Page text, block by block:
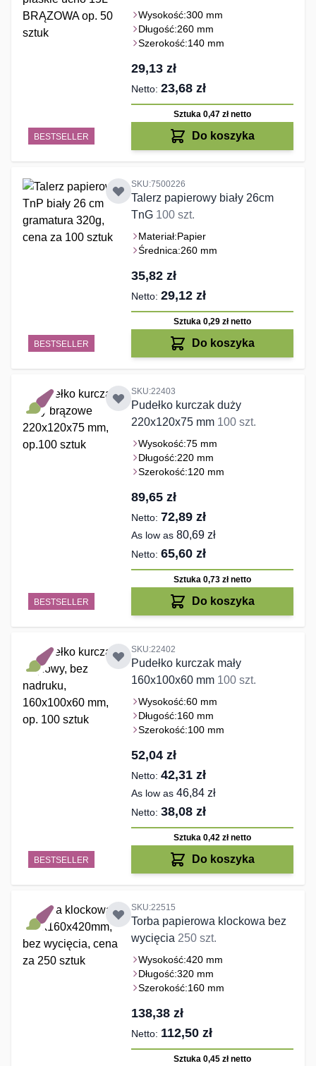
BESTSELLER
Wysokość:300 mm
Długość:260 mm
Szerokość:140 mm
29,13 zł
23,68 zł
Sztuka 0,47 złnetto
Do koszyka
BESTSELLER
SKU:7500226
Talerz papierowy biały 26cm
TnG 100 szt.
Materiał:Papier
Średnica:260 mm
35,82 zł
29,12 zł
Sztuka 0,29 złnetto
Do koszyka
BESTSELLER
SKU:22403
Pudełko kurczak duży
220x120x75 mm 100 szt.
Wysokość:75 mm
Długość:220 mm
Szerokość:120 mm
89,65 zł
72,89 zł
As low as 80,69 zł
65,60 zł
Sztuka 0,73 złnetto
Do koszyka
BESTSELLER
SKU:22402
Pudełko kurczak mały
160x100x60 mm 100 szt.
Wysokość:60 mm
Długość:160 mm
Szerokość:100 mm
52,04 zł
42,31 zł
As low as 46,84 zł
38,08 zł
Sztuka 0,42 złnetto
Do koszyka
SKU:22515
Torba papierowa klockowa bez
wycięcia 250 szt.
Wysokość:420 mm
Długość:320 mm
Szerokość:160 mm
138,38 zł
112,50 zł
Sztuka 0,45 złnetto